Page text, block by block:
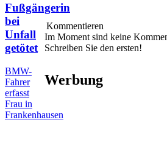
Fußgängerin
bei
Unfall
getötet
BMW-
Fahrer
erfasst
Frau in
Frankenhausen
Kommentieren
Im Moment sind keine
Schreiben Sie den ersten!
Werbung